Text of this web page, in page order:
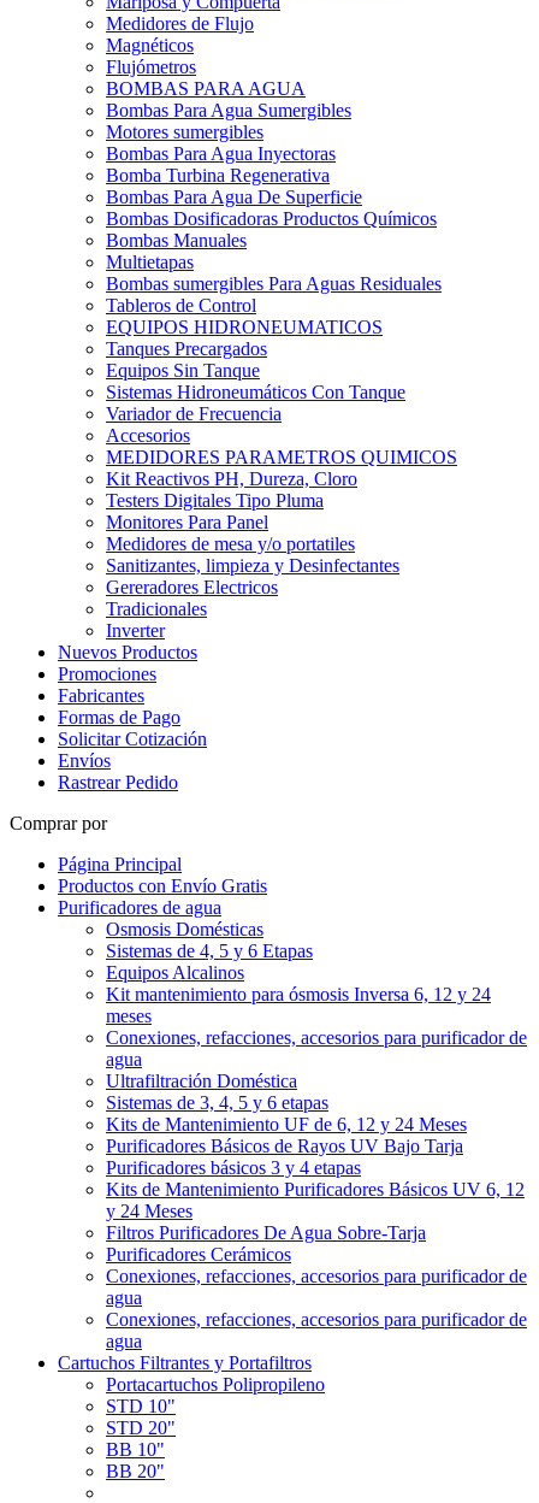
Medidores de Flujo
Magnéticos
Flujómetros
BOMBAS PARA AGUA
Bombas Para Agua Sumergibles
Motores sumergibles
Bombas Para Agua Inyectoras
Bomba Turbina Regenerativa
Bombas Para Agua De Superficie
Bombas Dosificadoras Productos Químicos
Bombas Manuales
Multietapas
Bombas sumergibles Para Aguas Residuales
Tableros de Control
EQUIPOS HIDRONEUMATICOS
Tanques Precargados
Equipos Sin Tanque
Sistemas Hidroneumáticos Con Tanque
Variador de Frecuencia
Accesorios
MEDIDORES PARAMETROS QUIMICOS
Kit Reactivos PH, Dureza, Cloro
Testers Digitales Tipo Pluma
Monitores Para Panel
Medidores de mesa y/o portatiles
Sanitizantes, limpieza y Desinfectantes
Gereradores Electricos
Tradicionales
Inverter
Nuevos Productos
Promociones
Fabricantes
Formas de Pago
Solicitar Cotización
Envíos
Rastrear Pedido
Comprar por
Página Principal
Productos con Envío Gratis
Purificadores de agua
Osmosis Domésticas
Sistemas de 4, 5 y 6 Etapas
Equipos Alcalinos
Kit mantenimiento para ósmosis Inversa 6, 12 y 24
meses
Conexiones, refacciones, accesorios para purificador de
agua
Ultrafiltración Doméstica
Sistemas de 3, 4, 5 y 6 etapas
Kits de Mantenimiento UF de 6, 12 y 24 Meses
Purificadores Básicos de Rayos UV Bajo Tarja
Purificadores básicos 3 y 4 etapas
Kits de Mantenimiento Purificadores Básicos UV 6, 12
y 24 Meses
Filtros Purificadores De Agua Sobre-Tarja
Purificadores Cerámicos
Conexiones, refacciones, accesorios para purificador de
agua
Conexiones, refacciones, accesorios para purificador de
agua
Cartuchos Filtrantes y Portafiltros
Portacartuchos Polipropileno
STD 10"
STD 20"
BB 10"
BB 20"